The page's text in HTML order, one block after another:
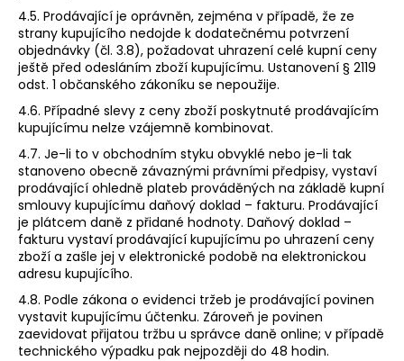
4.5. Prodávající je oprávněn, zejména v případě, že ze
strany kupujícího nedojde k dodatečnému potvrzení
objednávky (čl. 3.8), požadovat uhrazení celé kupní ceny
ještě před odesláním zboží kupujícímu. Ustanovení § 2119
odst. 1 občanského zákoníku se nepoužije.
4.6. Případné slevy z ceny zboží poskytnuté prodávajícím
kupujícímu nelze vzájemně kombinovat.
4.7. Je-li to v obchodním styku obvyklé nebo je-li tak
stanoveno obecně závaznými právními předpisy, vystaví
prodávající ohledně plateb prováděných na základě kupní
smlouvy kupujícímu daňový doklad – fakturu. Prodávající
je plátcem daně z přidané hodnoty. Daňový doklad –
fakturu vystaví prodávající kupujícímu po uhrazení ceny
zboží a zašle jej v elektronické podobě na elektronickou
adresu kupujícího.
4.8. Podle zákona o evidenci tržeb je prodávající povinen
vystavit kupujícímu účtenku. Zároveň je povinen
zaevidovat přijatou tržbu u správce daně online; v případě
technického výpadku pak nejpozději do 48 hodin.